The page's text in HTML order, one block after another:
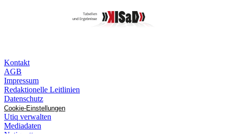
Kontakt
AGB
Impressum
Redaktionelle Leitlinien
Datenschutz
Cookie-Einstellungen
Utiq verwalten
Mediadaten
Netiquette